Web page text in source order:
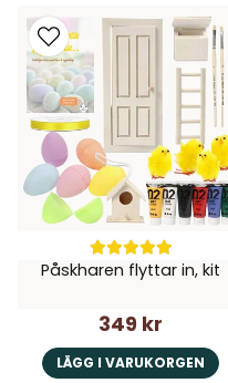
Påskharen flyttar in, kit
349 kr
LÄGG I VARUKORGEN